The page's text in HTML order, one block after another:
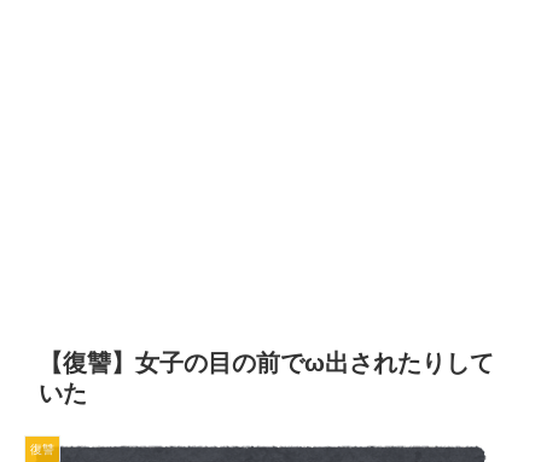
【復讐】女子の目の前でω出されたりして
いた
復讐